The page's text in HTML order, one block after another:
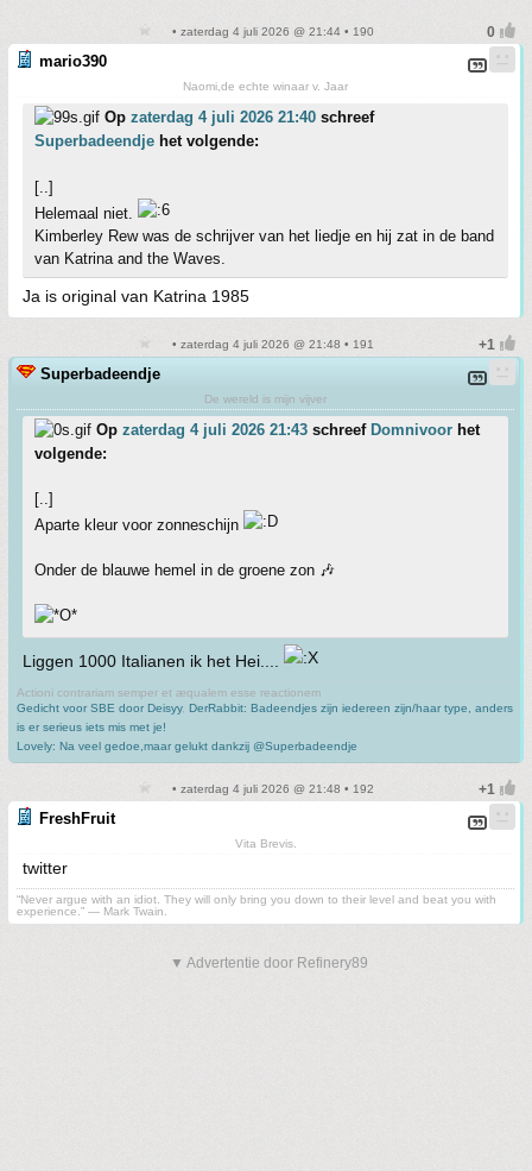
• zaterdag 4 juli 2026 @ 21:44 • 190
mario390
Naomi,de echte winaar v. Jaar
Op zaterdag 4 juli 2026 21:40 schreef
Superbadeendje het volgende:
[..]
Helemaal niet.
Kimberley Rew was de schrijver van het liedje en hij zat in de band
van Katrina and the Waves.
Ja is original van Katrina 1985
• zaterdag 4 juli 2026 @ 21:48 • 191
Superbadeendje
De wereld is mijn vijver
Op zaterdag 4 juli 2026 21:43 schreef Domnivoor het
volgende:
[..]
Aparte kleur voor zonneschijn
Onder de blauwe hemel in de groene zon 🎶
Liggen 1000 Italianen ik het Hei....
Actioni contrariam semper et æqualem esse reactionem
Gedicht voor SBE door Deisyy, DerRabbit: Badeendjes zijn iedereen zijn/haar type, anders
is er serieus iets mis met je!
Lovely: Na veel gedoe,maar gelukt dankzij @Superbadeendje
• zaterdag 4 juli 2026 @ 21:48 • 192
FreshFruit
Vita Brevis.
twitter
“Never argue with an idiot. They will only bring you down to their level and beat you with
experience.” ― Mark Twain.
▼ Advertentie door Refinery89